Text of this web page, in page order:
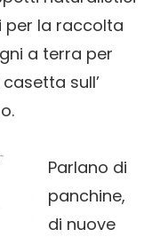
per la raccolta
a terra per
sull’
Parlano di
panchine,
di nuove